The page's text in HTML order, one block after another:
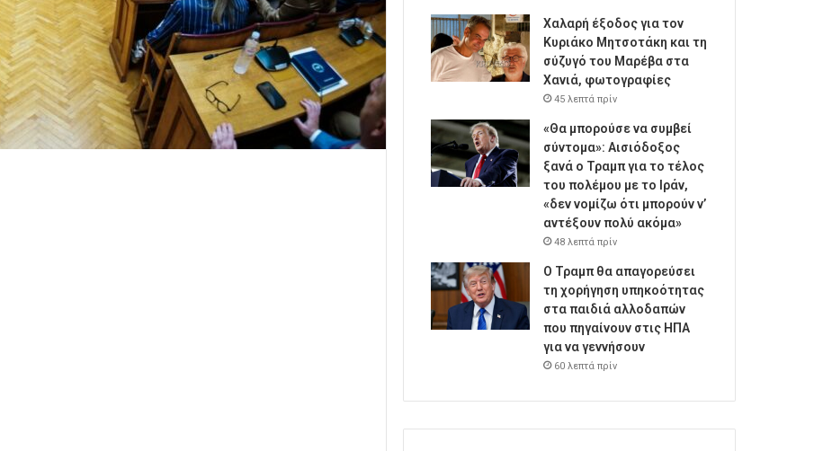
Χαλαρή έξοδος για τον
Κυριάκο Μητσοτάκη και τη
σύζυγό του Μαρέβα στα
Χανιά, φωτογραφίες
45 λεπτά πρίν
«Θα μπορούσε να συμβεί
σύντομα»: Αισιόδοξος
ξανά ο Τραμπ για το τέλος
του πολέμου με το Ιράν,
«δεν νομίζω ότι μπορούν ν’
αντέξουν πολύ ακόμα»
48 λεπτά πρίν
Ο Τραμπ θα απαγορεύσει
τη χορήγηση υπηκοότητας
στα παιδιά αλλοδαπών
που πηγαίνουν στις ΗΠΑ
για να γεννήσουν
60 λεπτά πρίν